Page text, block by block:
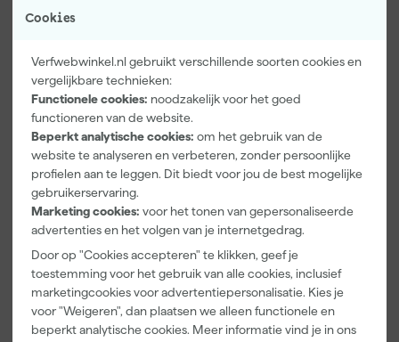
Cookies
Verfwebwinkel.nl gebruikt verschillende soorten cookies en
vergelijkbare technieken:
Functionele cookies: noodzakelijk voor het goed
functioneren van de website.
Beperkt analytische cookies: om het gebruik van de
website te analyseren en verbeteren, zonder persoonlijke
profielen aan te leggen. Dit biedt voor jou de best mogelijke
gebruikerservaring.
Marketing cookies: voor het tonen van gepersonaliseerde
advertenties en het volgen van je internetgedrag.
Door op "Cookies accepteren" te klikken, geef je
toestemming voor het gebruik van alle cookies, inclusief
marketingcookies voor advertentiepersonalisatie. Kies je
voor "Weigeren", dan plaatsen we alleen functionele en
beperkt analytische cookies. Meer informatie vind je in ons
Kip Tape
3307-24
Smooth-Tec
Afplaktape
Buitengebruik
- 24mm x
50m
Morgen
bezorgd
5,28
incl. BTW
Farrow & Ball
F&B
Kleurenwaaie
r
Morgen
22,00
incl. BTW
And Go
Verfemmer -
18cm Roller -
Inzetemmers
en deksel
Morgen
10,99
incl. BTW